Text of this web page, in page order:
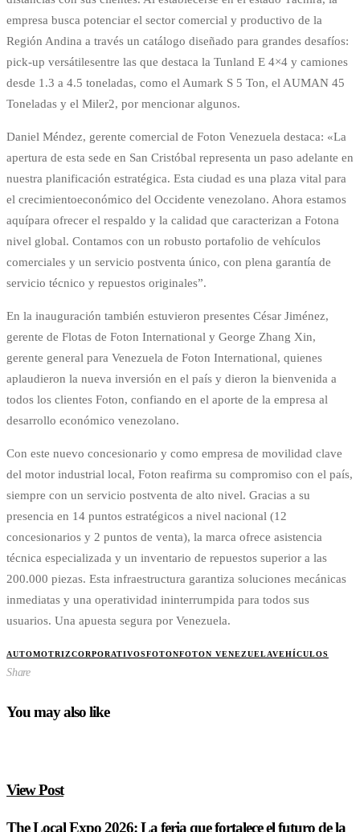
empresa busca potenciar el sector comercial y productivo de la
Región Andina a través un catálogo diseñado para grandes desafíos:
pick-up versátilesentre las que destaca la Tunland E 4×4 y camiones
desde 1.3 a 4.5 toneladas, como el Aumark S 5 Ton, el AUMAN 45
Toneladas y el Miler2, por mencionar algunos.
Daniel Méndez, gerente comercial de Foton Venezuela destaca: «La
apertura de esta sede en San Cristóbal representa un paso adelante en
nuestra planificación estratégica. Esta ciudad es una plaza vital para
el crecimientoeconómico del Occidente venezolano. Ahora estamos
aquípara ofrecer el respaldo y la calidad que caracterizan a Fotona
nivel global. Contamos con un robusto portafolio de vehículos
comerciales y un servicio postventa único, con plena garantía de
servicio técnico y repuestos originales”.
En la inauguración también estuvieron presentes César Jiménez,
gerente de Flotas de Foton International y George Zhang Xin,
gerente general para Venezuela de Foton International, quienes
aplaudieron la nueva inversión en el país y dieron la bienvenida a
todos los clientes Foton, confiando en el aporte de la empresa al
desarrollo económico venezolano.
Con este nuevo concesionario y como empresa de movilidad clave
del motor industrial local, Foton reafirma su compromiso con el país,
siempre con un servicio postventa de alto nivel. Gracias a su
presencia en 14 puntos estratégicos a nivel nacional (12
concesionarios y 2 puntos de venta), la marca ofrece asistencia
técnica especializada y un inventario de repuestos superior a las
200.000 piezas. Esta infraestructura garantiza soluciones mecánicas
inmediatas y una operatividad ininterrumpida para todos sus
usuarios. Una apuesta segura por Venezuela.
AUTOMOTRIZCORPORATIVOSFOTONFOTON VENEZUELAVEHÍCULOS
Share
You may also like
View Post
The Local Expo 2026: La feria que fortalece el futuro de la